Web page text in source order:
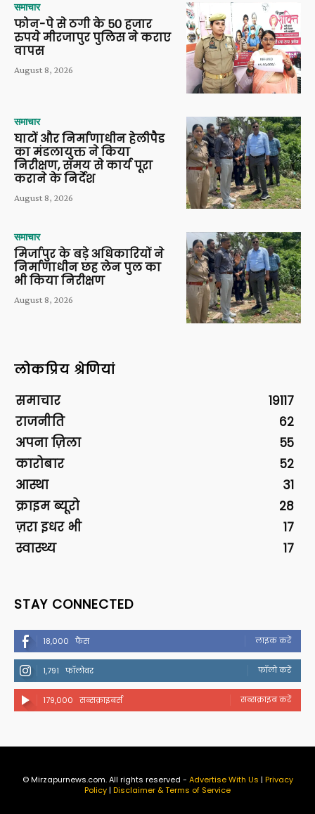
समाचार
फोन-पे से ठगी के 50 हजार
रुपये मीरजापुर पुलिस ने कराए
वापस
August 8, 2026
समाचार
घाटों और निर्माणाधीन हेलीपैड
का मंडलायुक्त ने किया
निरीक्षण, समय से कार्य पूरा
कराने के निर्देश
August 8, 2026
समाचार
मिर्जापुर के बड़े अधिकारियों ने
निर्माणाधीन छह लेन पुल का
भी किया निरीक्षण
August 8, 2026
लोकप्रिय श्रेणियां
समाचार
19117
राजनीति
62
अपना ज़िला
55
कारोबार
52
आस्था
31
क्राइम ब्यूरो
28
ज़रा इधर भी
17
स्वास्थ्य
17
STAY CONNECTED
18,000 फैंस लाइक करें
1,791 फॉलोवर फॉलो करें
179,000 सब्सक्राइबर्स सब्सक्राइब करें
© Mirzapurnews.com. All rights reserved - Advertise With Us | Privacy
Policy| Disclaimer & Terms of Service